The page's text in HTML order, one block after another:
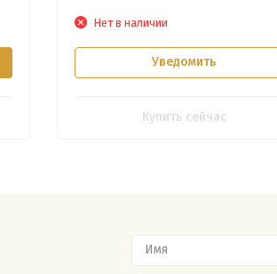
Нет в наличии
Уведомить
Купить сейчас